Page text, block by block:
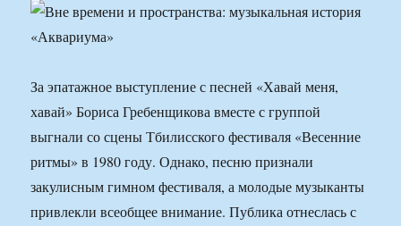
За эпатажное выступление с песней «Хавай меня,
хавай» Бориса Гребенщикова вместе с группой
выгнали со сцены Тбилисского фестиваля «Весенние
ритмы» в 1980 году. Однако, песню признали
закулисным гимном фестиваля, а молодые музыканты
привлекли всеобщее внимание. Публика отнеслась с